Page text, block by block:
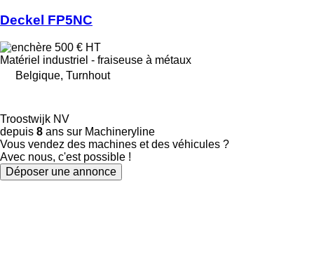
Deckel FP5NC
500 € HT
Matériel industriel - fraiseuse à métaux
Belgique, Turnhout
Troostwijk NV
depuis 8 ans sur Machineryline
Vous vendez des machines et des véhicules ?
Avec nous, c'est possible !
Déposer une annonce